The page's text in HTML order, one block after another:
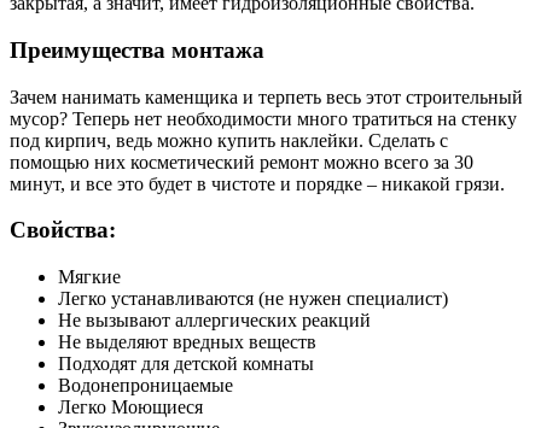
Преимущества монтажа
Зачем нанимать каменщика и терпеть весь этот строительный
мусор? Теперь нет необходимости много тратиться на стенку
под кирпич, ведь можно купить наклейки. Сделать с
помощью них косметический ремонт можно всего за 30
минут, и все это будет в чистоте и порядке – никакой грязи.
Свойства:
Мягкие
Легко устанавливаются (не нужен специалист)
Не вызывают аллергических реакций
Не выделяют вредных веществ
Подходят для детской комнаты
Водонепроницаемые
Легко Моющиеся